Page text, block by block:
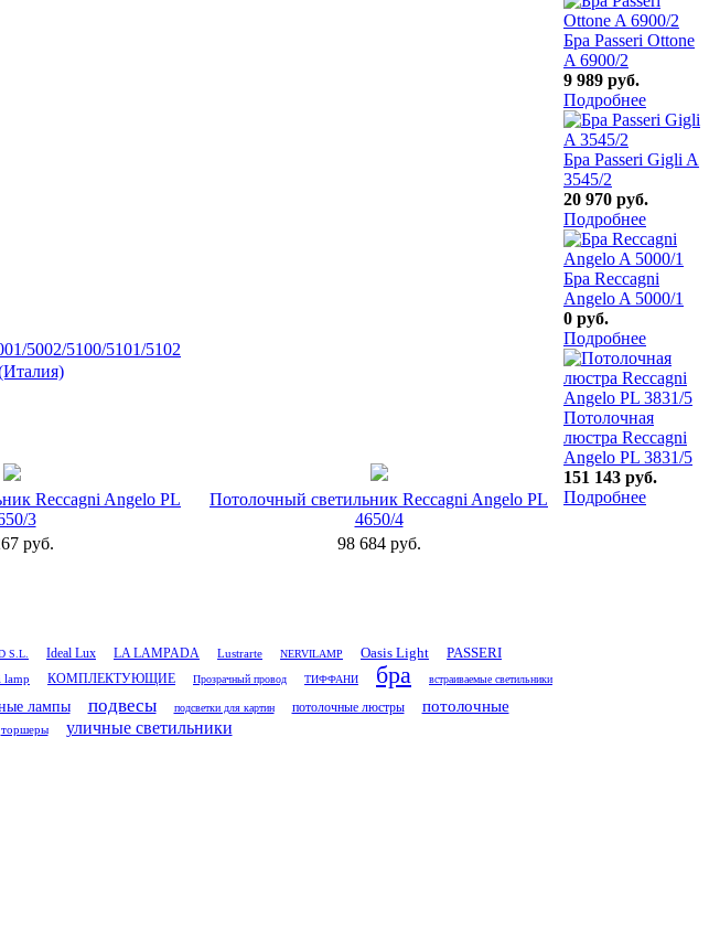
5002/5100/5101/5102
Reccagni Angelo PL
3
руб.
Потолочный светильник Reccagni Angelo PL
4650/4
98 684 руб.
S.L. Ideal Lux LA LAMPADA Lustrarte NERVILAMP Oasis Light
PASSERI
lamp КОМПЛЕКТУЮЩИЕ Прозрачный провод ТИФФАНИ бра встраиваемые светильники
лампы подвесы подсветки для картин потолочные люстры
потолочные
торшеры уличные светильники
Бра Passeri Ottone
A 6900/2
9 989 руб.
Подробнее
Бра Passeri Gigli A
3545/2
20 970 руб.
Подробнее
Бра Reccagni
Angelo A 5000/1
0 руб.
Подробнее
Потолочная
люстра Reccagni
Angelo PL 3831/5
151 143 руб.
Подробнее